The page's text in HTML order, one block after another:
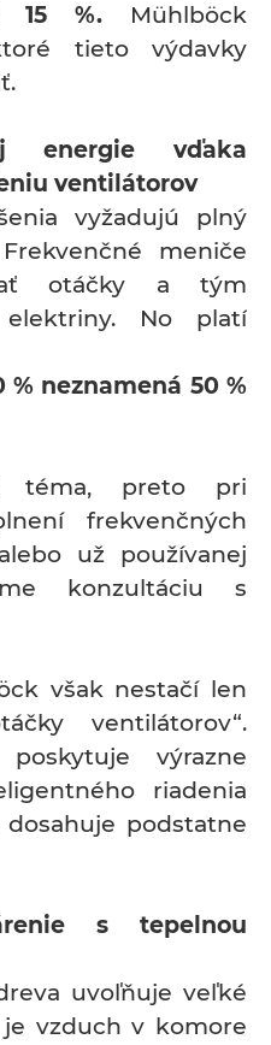
15 %.Mühlböck
tieto výdavky
energie vďaka
ventilátorov
vyžadujú plný
meniče
otáčky a tým
No platí
neznamená 50 %
téma, preto pri
frekvenčných
už používanej
konzultáciu s
však nestačí len
ventilátorov“.
výrazne
riadenia
podstatne
s tepelnou
uvoľňuje veľké
vzduch v komore